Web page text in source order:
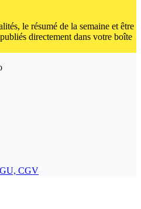
le résumé de la semaine et être
directement dans votre boîte
CGV